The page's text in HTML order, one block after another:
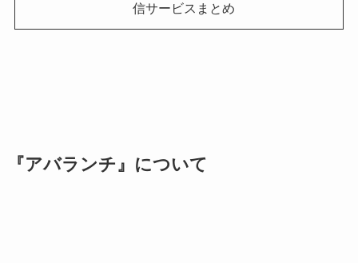
信サービスまとめ
『アバランチ』について